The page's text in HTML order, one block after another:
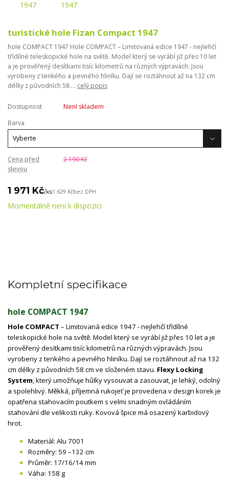
turistické hole Fizan Compact 1947
hole COMPACT 1947 Hole COMPACT – Limitovaná edice 1947 - nejlehčí
třídílné teleskopické hole na světě. Model který se vyrábí již přes 10 let
a je prověřený desítkami tisíc kilometrů na různých výpravách. Jsou
vyrobeny z tenkého a pevného hliníku. Dají se roztáhnout až na 132 cm
délky z původních 58 ... celý popis
Dostupnost
Není skladem
Barva
Cena před
slevou
2 190 Kč
1 971 Kč/ks1 629 Kčbez DPH
Momentálně není k dispozici
Kompletní specifikace
hole COMPACT 1947
Hole COMPACT – Limitovaná edice 1947 - nejlehčí třídílné
teleskopické hole na světě. Model který se vyrábí již přes 10 let a je
prověřený desítkami tisíc kilometrů na různých výpravách. Jsou
vyrobeny z tenkého a pevného hliníku. Dají se roztáhnout až na 132
cm délky z původních 58 cm ve složeném stavu. Flexy Locking
System, který umožňuje hůlky vysouvat a zasouvat, je lehký, odolný
a spolehlivý. Měkká, příjemná rukojeť je provedena v design korek je
opatřena stahovacím poutkem s velmi snadným ovládáním
stahování dle velikosti ruky. Kovová špice má osazený karbidový
hrot.
Materiál: Alu 7001
Rozměry: 59 –132 cm
Průměr: 17/16/14 mm
Váha: 158 g